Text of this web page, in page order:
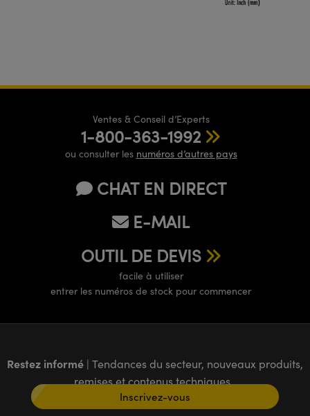
Ventes & Conseil d’Experts
1-800-363-1992
ou consulter les numéros d’autres pays
CHAT EN DIRECT
E-MAIL
OUTIL DE DEVIS
facile à utiliser
entrer les numéros de stock pour commencer
Restez informé | Tendances du secteur, nouveaux produits,
remises et contenus techniques
Inscrivez-vous